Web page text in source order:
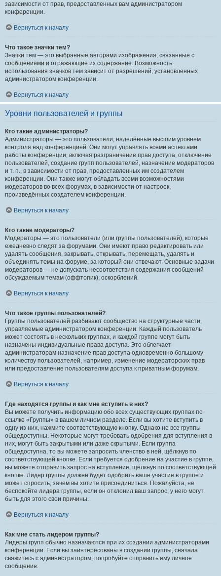
зависимости от прав, предоставленных вам администратором
конференции.
Вернуться к началу
Что такое значки тем?
Значки тем — это выбранные авторами изображения, связанные с
сообщениями и отражающие их содержание. Возможность
использования значков тем зависит от разрешений, установленных
администратором конференции.
Вернуться к началу
Уровни пользователей и группы
Кто такие администраторы?
Администраторы — это пользователи, наделённые высшим уровнем
контроля над конференцией. Они могут управлять всеми аспектами
работы конференции, включая разграничение прав доступа, отключение
пользователей, создание групп пользователей, назначение модераторов
и т. п., в зависимости от прав, предоставленных им создателем
конференции. Они также могут обладать всеми возможностями
модераторов во всех форумах, в зависимости от настроек,
произведённых создателем конференции.
Вернуться к началу
Кто такие модераторы?
Модераторы — это пользователи (или группы пользователей), которые
ежедневно следят за форумами. Они имеют право редактировать или
удалять сообщения, закрывать, открывать, перемещать, удалять и
объединять темы на форуме, за который они отвечают. Основные задачи
модераторов — не допускать несоответствия содержания сообщений
обсуждаемым темам (оффтопик), оскорблений.
Вернуться к началу
Что такое группы пользователей?
Группы пользователей разбивают сообщество на структурные части,
управляемые администратором конференции. Каждый пользователь
может состоять в нескольких группах, и каждой группе могут быть
назначены индивидуальные права доступа. Это облегчает
администраторам назначение прав доступа одновременно большому
количеству пользователей, например, изменение модераторских прав
или предоставление пользователям доступа к приватным форумам.
Вернуться к началу
Где находятся группы и как мне вступить в них?
Вы можете получить информацию обо всех существующих группах по
ссылке «Группы» в вашем личном разделе. Если вы хотите вступить в
одну из них, нажмите соответствующую кнопку. Однако не все группы
общедоступны. Некоторые могут требовать одобрения для вступления в
них, могут быть закрытыми или даже скрытыми. Если группа
общедоступна, то вы можете запросить членство в ней, щёлкнув по
соответствующей кнопке. Если требуется одобрение на участие в группе,
вы можете отправить запрос на вступление, щёлкнув по соответствующей
кнопке. Лидер группы должен будет одобрить ваше участие в группе и
может спросить, зачем вы хотите присоединиться. Пожалуйста, не
беспокойте лидера группы, если он отклонил ваш запрос; у него могут
быть для этого свои причины.
Вернуться к началу
Как мне стать лидером группы?
Лидеры групп обычно назначаются при их создании администраторами
конференции. Если вы заинтересованы в создании группы, сначала
свяжитесь с администратором; попробуйте отправить ему личное
сообщение.